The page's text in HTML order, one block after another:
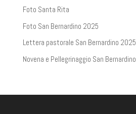
Foto Santa Rita
Foto San Bernardino 2025
Lettera pastorale San Bernardino 2025
Novena e Pellegrinaggio San Bernardino